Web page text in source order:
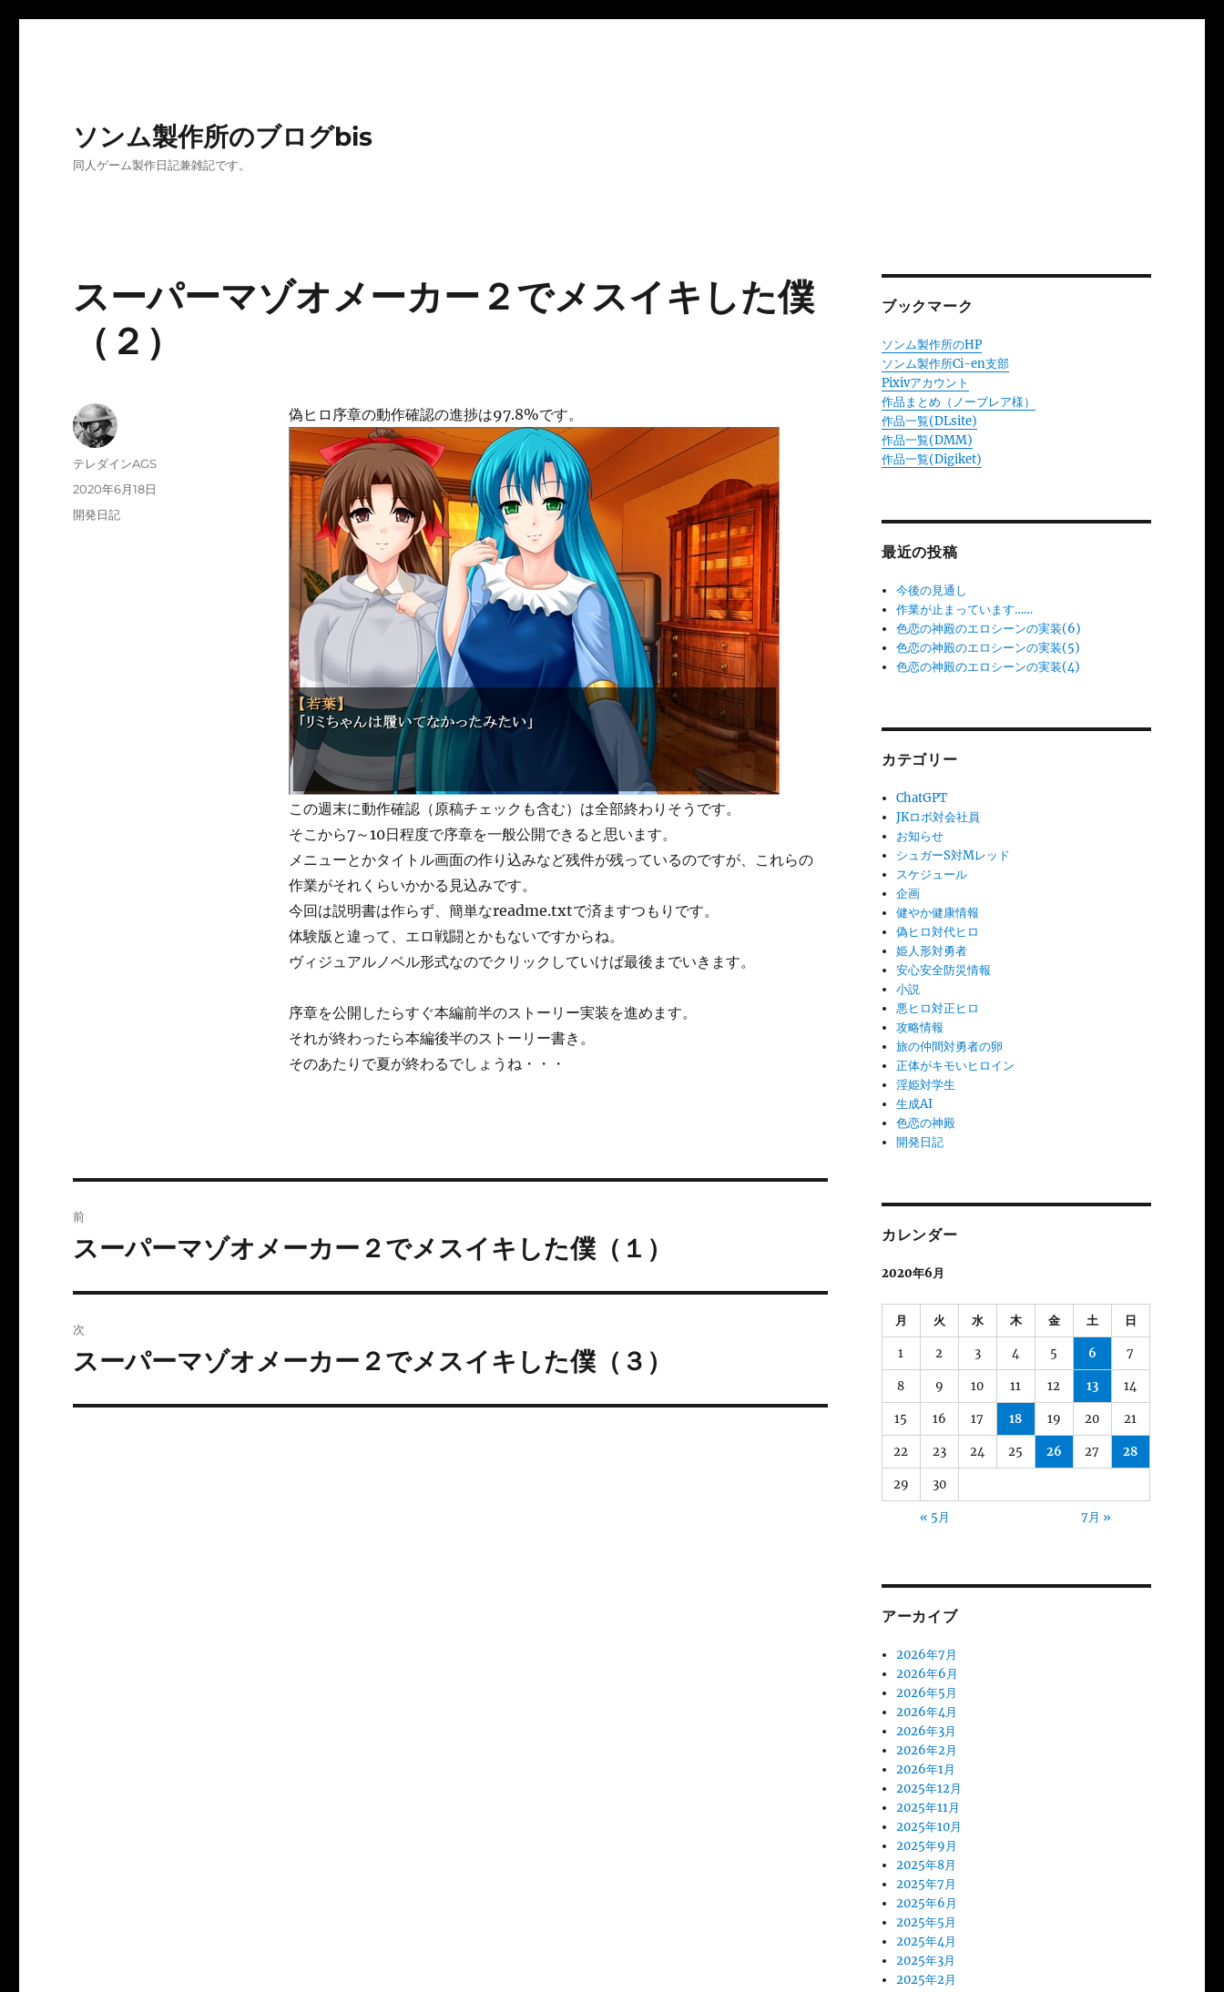
ソンム製作所のブログbis
同人ゲーム製作日記兼雑記です。
スーパーマゾオメーカー２でメスイキした僕
（２）
偽ヒロ序章の動作確認の進捗は97.8%です。
この週末に動作確認（原稿チェックも含む）は全部終わりそうです。
そこから7～10日程度で序章を一般公開できると思います。
メニューとかタイトル画面の作り込みなど残件が残っているのですが、これらの
作業がそれくらいかかる見込みです。
今回は説明書は作らず、簡単なreadme.txtで済ますつもりです。
体験版と違って、エロ戦闘とかもないですからね。
ヴィジュアルノベル形式なのでクリックしていけば最後までいきます。
序章を公開したらすぐ本編前半のストーリー実装を進めます。
それが終わったら本編後半のストーリー書き。
そのあたりで夏が終わるでしょうね・・・
投
テレダインAGS
投
稿
2020年6月18日
カ
開発日記
稿
ゲ
前
前
投
稿:
スーパーマゾオメーカー２でメスイキした僕（１）
次
次
投
スーパーマゾオメーカー２でメスイキした僕（３）
ブックマーク
ソンム製作所のHP
ソンム製作所Ci-en支部
Pixivアカウント
作品まとめ（ノーブレア様）
作品一覧(DLsite)
作品一覧(DMM)
作品一覧(Digiket)
最近の投稿
今後の見通し
作業が止まっています……
色恋の神殿のエロシーンの実装(6)
色恋の神殿のエロシーンの実装(5)
色恋の神殿のエロシーンの実装(4)
カテゴリー
ChatGPT
JKロボ対会社員
お知らせ
シュガーS対Mレッド
スケジュール
企画
健やか健康情報
偽ヒロ対代ヒロ
姫人形対勇者
安心安全防災情報
小説
悪ヒロ対正ヒロ
攻略情報
旅の仲間対勇者の卵
正体がキモいヒロイン
淫姫対学生
生成AI
色恋の神殿
開発日記
カレンダー
2020年6月
月 火 水 木 金 土 日
1 2 3 4 5 6 7
8 9 10 11 12 13 14
15 16 17 18 19 20 21
22 23 24 25 26 27 28
29 30
« 5月 7月 »
アーカイブ
2026年7月
2026年6月
2026年5月
2026年4月
2026年3月
2026年2月
2026年1月
2025年12月
2025年11月
2025年10月
2025年9月
2025年8月
2025年7月
2025年6月
2025年5月
2025年4月
2025年3月
2025年2月